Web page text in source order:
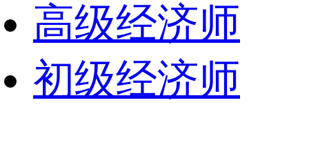
高级经济师
初级经济师